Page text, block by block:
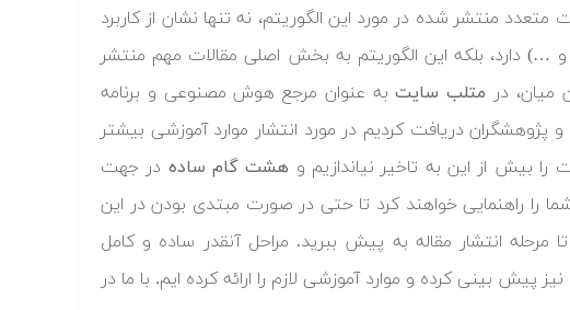
منتشر شده در مورد این الگوریتم، نه تنها نشان از کاربرد
دارد، بلکه این الگوریتم به بخش اصلی مقالات مهم منتشر
میان، در متلب سایتبه عنوان مرجع هوش مصنوعی و برنامه
دریافت کردیم در مورد انتشار موارد آموزشی بیشتر
بیش از این به تاخیر نیاندازیم و هشت گام ساده در جهت
را راهنمایی خواهند کرد تا حتی در صورت مبتدی بودن در این
مرحله انتشار مقاله به پیش ببرید. مراحل آنقدر ساده و کامل
بینی کرده و موارد آموزشی لازم را ارائه کرده ایم. با ما در